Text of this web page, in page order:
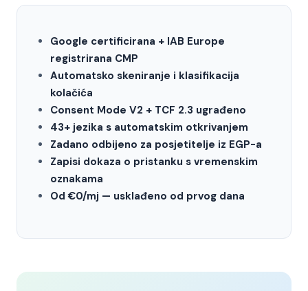
Google certificirana + IAB Europe
registrirana CMP
Automatsko skeniranje i klasifikacija
kolačića
Consent Mode V2 + TCF 2.3 ugrađeno
43+ jezika s automatskim otkrivanjem
Zadano odbijeno za posjetitelje iz EGP-a
Zapisi dokaza o pristanku s vremenskim
oznakama
Od €0/mj — usklađeno od prvog dana